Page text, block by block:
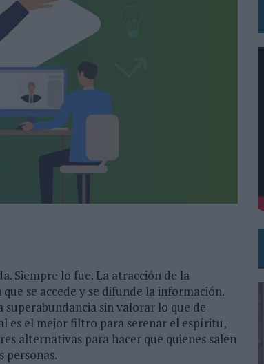
PARA CERVEZA CAPAZ
DE INCLUSIÓN
CAMPAÑA GLOBAL DE MARCA
FÚTBOL
SU ESTRATEGIA
Siempre lo fue. La atracción de la
se accede y se difunde la información.
superabundancia sin valorar lo que de
es el mejor filtro para serenar el espíritu,
alternativas para hacer que quienes salen
personas.